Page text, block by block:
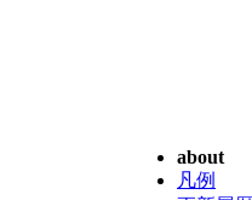
about
凡例